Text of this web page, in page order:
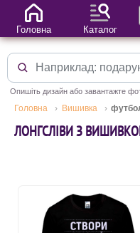
Опишіть дизайн або завантажте
Головна Вишивка
ЛОНГСЛІВИ З
Головна Каталог